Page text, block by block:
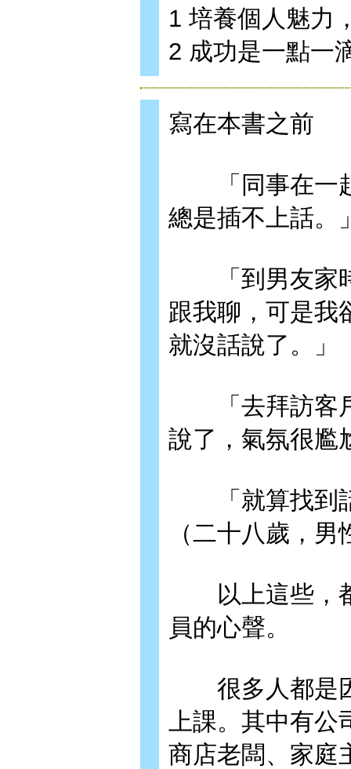
1 培養個人魅力
2 成功是一點一
寫在本書之前
「同事在一起
總是插不上話。
「到男友家時
跟我聊，可是我
就沒話說了。」
「去拜訪客戶
說了，氣氛很尷
「就算找到話
（二十八歲，男
以上這些，都
員的心聲。
很多人都是因
上課。其中有公
商店老闆、家庭